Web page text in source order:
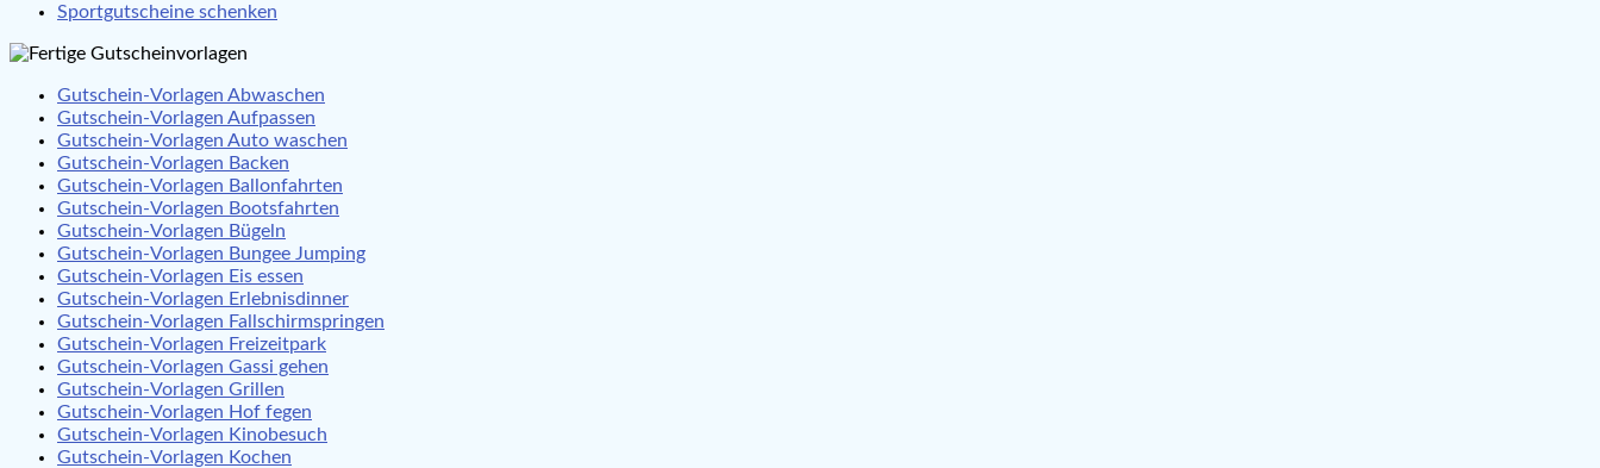
Sportgutscheine schenken
Gutschein-Vorlagen Abwaschen
Gutschein-Vorlagen Aufpassen
Gutschein-Vorlagen Auto waschen
Gutschein-Vorlagen Backen
Gutschein-Vorlagen Ballonfahrten
Gutschein-Vorlagen Bootsfahrten
Gutschein-Vorlagen Bügeln
Gutschein-Vorlagen Bungee Jumping
Gutschein-Vorlagen Eis essen
Gutschein-Vorlagen Erlebnisdinner
Gutschein-Vorlagen Fallschirmspringen
Gutschein-Vorlagen Freizeitpark
Gutschein-Vorlagen Gassi gehen
Gutschein-Vorlagen Grillen
Gutschein-Vorlagen Hof fegen
Gutschein-Vorlagen Kinobesuch
Gutschein-Vorlagen Kochen